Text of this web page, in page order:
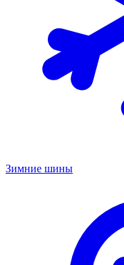
Зимние шины